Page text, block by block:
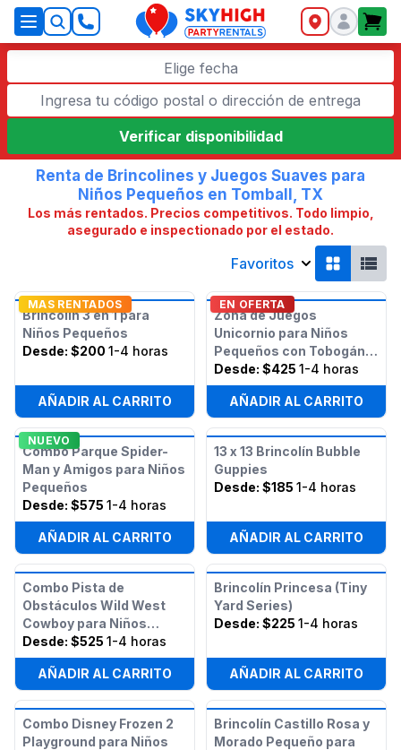
SkyHigh Logo
Elige fecha
Verificar disponibilidad
Renta de Brincolines y Juegos Suaves para
Niños Pequeños en Tomball, TX
Los más rentados. Precios competitivos. Todo limpio,
asegurado e inspectionado por el estado.
Favoritos
MAS RENTADOS
Brincolín 3 en 1 para
Niños Pequeños
Desde: $200 1-4 horas
AÑADIR AL CARRITO
EN OFERTA
Zona de Juegos
Unicornio para Niños
Pequeños con Tobogán
(Seco o Húmedo)
Desde: $425 1-4 horas
AÑADIR AL CARRITO
NUEVO
Combo Parque Spider-
Man y Amigos para Niños
Pequeños
Desde: $575 1-4 horas
AÑADIR AL CARRITO
13 x 13 Brincolín Bubble
Guppies
Desde: $185 1-4 horas
AÑADIR AL CARRITO
Combo Pista de
Obstáculos Wild West
Cowboy para Niños
Pequeños
Desde: $525 1-4 horas
AÑADIR AL CARRITO
Brincolín Princesa (Tiny
Yard Series)
Desde: $225 1-4 horas
AÑADIR AL CARRITO
Combo Disney Frozen 2
Playground para Niños
Brincolín Castillo Rosa y
Morado Pequeño para